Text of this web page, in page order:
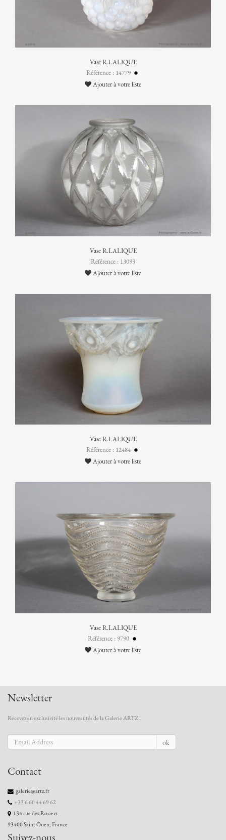
Vase R.LALIQUE
Référence : 14779
Ajouter à votre liste
Vase R.LALIQUE
Référence : 13093
Ajouter à votre liste
Vase R.LALIQUE
Référence : 12484
Ajouter à votre liste
Vase R.LALIQUE
Référence : 9790
Ajouter à votre liste
Newsletter
Recevez en exclusivité les nouveautés de la Galerie ARTZ !
ok
Contact
galerie@artz.fr
+33 6 60 44 69 62
134 rue des Rosiers
93400 Saint Ouen, France